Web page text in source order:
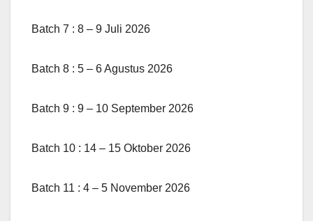
Batch 7 : 8 – 9 Juli 2026
Batch 8 : 5 – 6 Agustus 2026
Batch 9 : 9 – 10 September 2026
Batch 10 : 14 – 15 Oktober 2026
Batch 11 : 4 – 5 November 2026